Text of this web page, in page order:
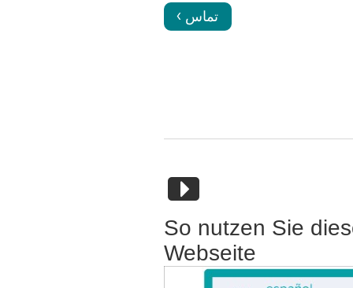
تماس
So nutzen Sie
Webseite